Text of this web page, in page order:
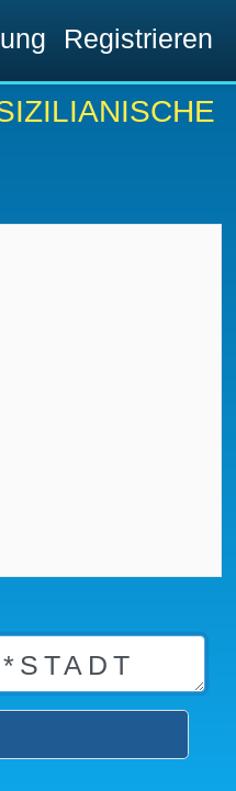
Registrieren